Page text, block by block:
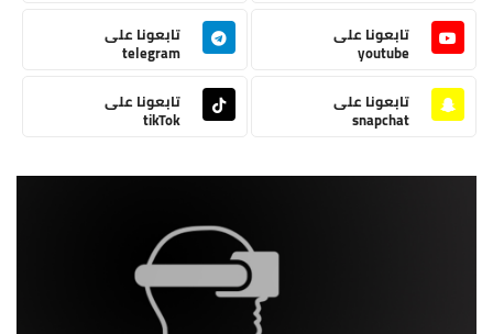
تابعونا على
youtube
تابعونا على
telegram
تابعونا على
snapchat
تابعونا على
tikTok